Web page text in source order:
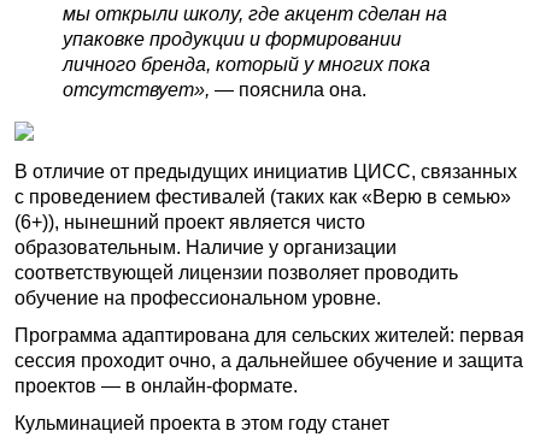
мы открыли школу, где акцент сделан на
упаковке продукции и формировании
личного бренда, который у многих пока
отсутствует», — пояснила она.
В отличие от предыдущих инициатив ЦИСС, связанных
с проведением фестивалей (таких как «Верю в семью»
(6+)), нынешний проект является чисто
образовательным. Наличие у организации
соответствующей лицензии позволяет проводить
обучение на профессиональном уровне.
Программа адаптирована для сельских жителей: первая
сессия проходит очно, а дальнейшее обучение и защита
проектов — в онлайн-формате.
Кульминацией проекта в этом году станет